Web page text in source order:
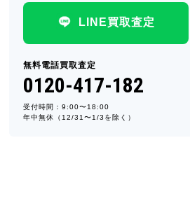
LINE買取査定
無料電話買取査定
0120-417-182
受付時間：9:00〜18:00
年中無休（12/31〜1/3を除く）